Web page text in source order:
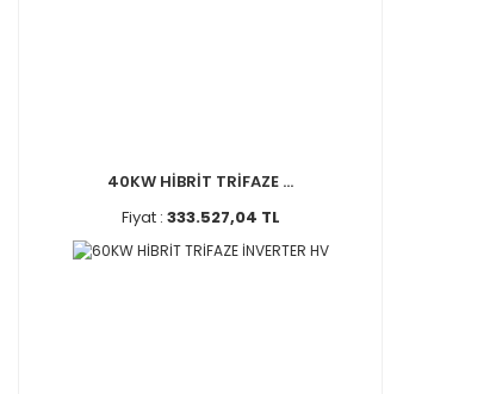
40KW HİBRİT TRİFAZE ...
Fiyat : 333.527,04 TL